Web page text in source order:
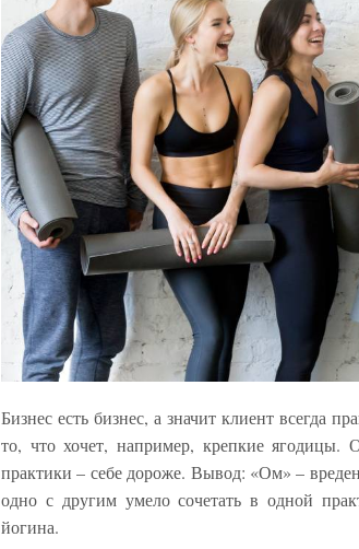
Бизнес есть бизнес, а значит клиент всегда
то, что хочет, например, крепкие ягодицы.
практики – себе дороже. Вывод: «Ом» –
одно с другим умело сочетать в одной
йогина.